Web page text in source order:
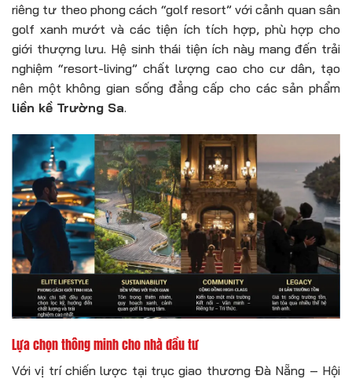
riêng tư theo phong cách “golf resort” với cảnh quan sân
golf xanh mướt và các tiện ích tích hợp, phù hợp cho
giới thượng lưu. Hệ sinh thái tiện ích này mang đến trải
nghiệm “resort-living” chất lượng cao cho cư dân, tạo
nên một không gian sống đẳng cấp cho các sản phẩm
liền kề Trường Sa.
Lựa chọn thông minh cho nhà đầu tư
Với vị trí chiến lược tại trục giao thương Đà Nẵng – Hội